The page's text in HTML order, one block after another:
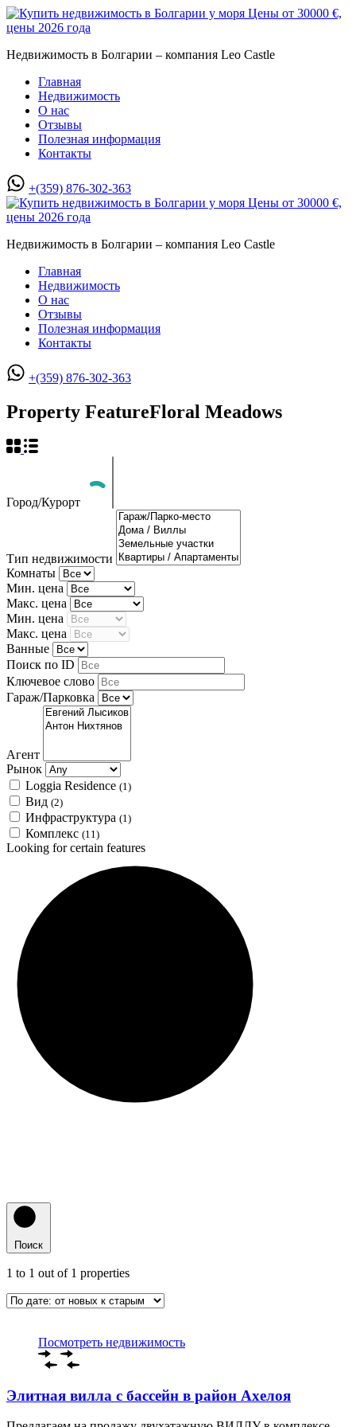
Недвижимость в Болгарии – компания Leo Castle
Главная
Недвижимость
О нас
Отзывы
Полезная информация
Контакты
+(359) 876-302-363
Недвижимость в Болгарии – компания Leo Castle
Главная
Недвижимость
О нас
Отзывы
Полезная информация
Контакты
+(359) 876-302-363
Property FeatureFloral Meadows
Город/Курорт
Тип недвижимости
Комнаты
Мин. цена
Макс. цена
Мин. цена
Макс. цена
Ванные
Поиск по ID
Ключевое слово
Гараж/Парковка
Агент
Рынок
Loggia Residence (1)
Вид (2)
Инфраструктура (1)
Комплекс (11)
Looking for certain features
Поиск
1 to 1 out of 1 properties
Посмотреть недвижимость
Элитная вилла с бассейн в рaйон Ахелоя